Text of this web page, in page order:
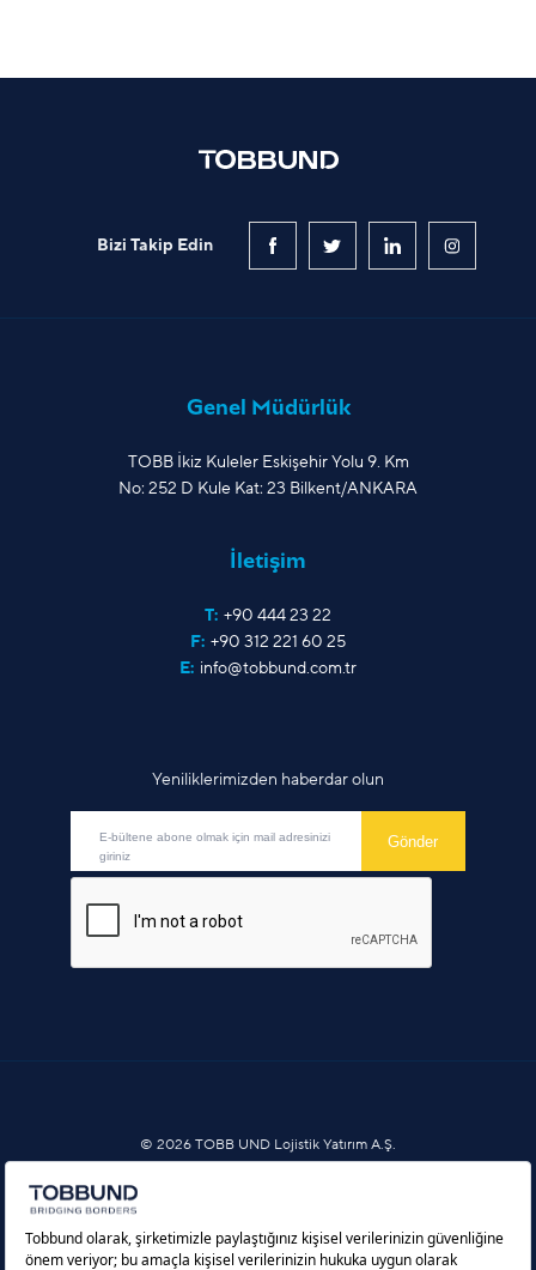
Bizi Takip Edin
Genel Müdürlük
TOBB İkiz Kuleler Eskişehir Yolu 9. Km
No: 252 D Kule Kat: 23 Bilkent/ANKARA
İletişim
T: +90 444 23 22
F: +90 312 221 60 25
E: info@tobbund.com.tr
Yeniliklerimizden haberdar olun
© 2026 TOBB UND Lojistik Yatırım A.Ş.